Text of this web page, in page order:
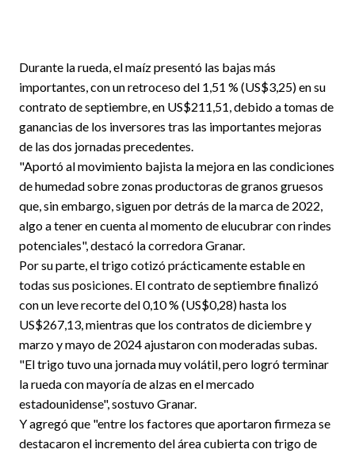
Durante la rueda, el maíz presentó las bajas más
importantes, con un retroceso del 1,51 % (US$3,25) en su
contrato de septiembre, en US$211,51, debido a tomas de
ganancias de los inversores tras las importantes mejoras
de las dos jornadas precedentes.
"Aportó al movimiento bajista la mejora en las condiciones
de humedad sobre zonas productoras de granos gruesos
que, sin embargo, siguen por detrás de la marca de 2022,
algo a tener en cuenta al momento de elucubrar con rindes
potenciales", destacó la corredora Granar.
Por su parte, el trigo cotizó prácticamente estable en
todas sus posiciones. El contrato de septiembre finalizó
con un leve recorte del 0,10 % (US$0,28) hasta los
US$267,13, mientras que los contratos de diciembre y
marzo y mayo de 2024 ajustaron con moderadas subas.
"El trigo tuvo una jornada muy volátil, pero logró terminar
la rueda con mayoría de alzas en el mercado
estadounidense", sostuvo Granar.
Y agregó que "entre los factores que aportaron firmeza se
destacaron el incremento del área cubierta con trigo de